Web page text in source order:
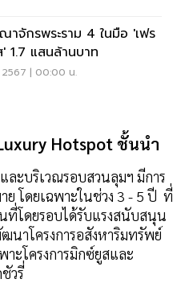
าจักรพระราม 4 ในมือ 'เฟร
' 1.7 แสนล้านบาท
2567 | 00:00 น.
Hotspot ชั้นนำ
ะบริเวณรอบสวนลุมฯ มีการ
ย โดยเฉพาะในช่วง 3 - 5 ปี ที่
โดยรอบได้รับแรงสนับสนุน
นาโครงการอสังหาริมทรัพย์
ะโครงการมิกซ์ยูสและ
วรี่